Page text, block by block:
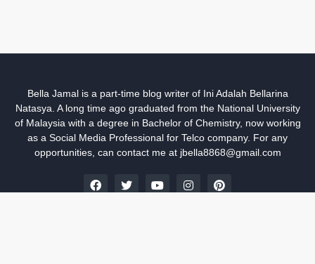
Bella Jamal is a part-time blog writer of Ini Adalah Bellarina
Natasya. A long time ago graduated from the National University
of Malaysia with a degree in Bachelor of Chemistry, now working
as a Social Media Professional for Telco company. For any
opportunities, can contact me at jbella8868@gmail.com